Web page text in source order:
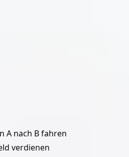
A nach B fahren
verdienen